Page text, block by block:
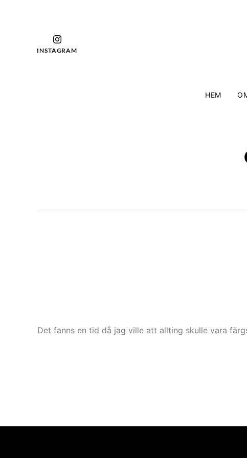
INSTAGRAM
HEM
Det fanns en tid då jag ville att allting skulle vara